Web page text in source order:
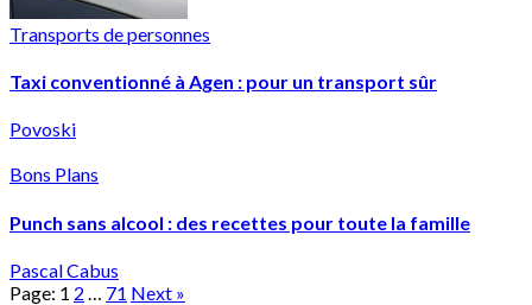
Transports de personnes
Taxi conventionné à Agen : pour un transport sûr
Povoski
Bons Plans
Punch sans alcool : des recettes pour toute la famille
Pascal Cabus
Page: 1 2 … 71 Next »